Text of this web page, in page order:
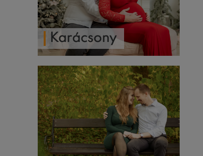
Karácsony